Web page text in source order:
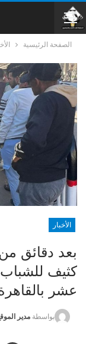
الصفحة الرئيسية
الأخبار
بعد دقائق من
كثيف
عشر
بواسطة مدير